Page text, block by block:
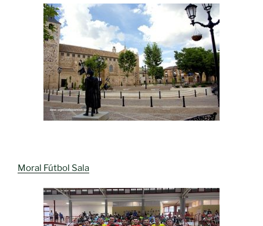
Moral Fútbol Sala